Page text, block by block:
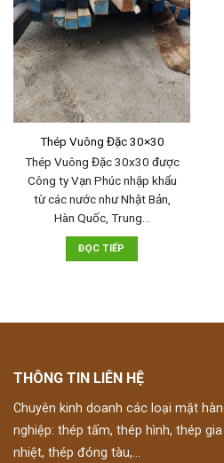
Thép Vuông Đặc 30×30
Thép Vuông Đặc 30x30 được
Công ty Vạn Phúc nhập khẩu
từ các nước như Nhật Bản,
Hàn Quốc, Trung…
ĐỌC TIẾP
THÔNG TIN LIÊN HỆ
Chuyên kinh doanh các loại mặt
nghiệp: thép tấm, thép hình, thép
nhiệt, thép đóng tàu,...